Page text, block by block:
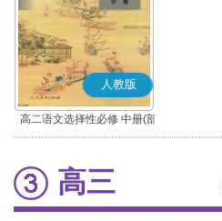
人教版
高二语文选择性必修 中册(部
编版)
高三